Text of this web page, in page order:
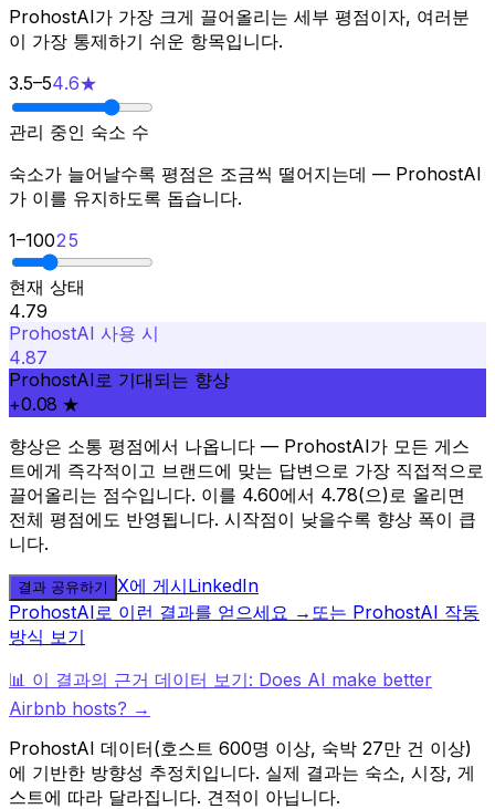
ProhostAI가 가장 크게 끌어올리는 세부 평점이자, 여러분
이 가장 통제하기 쉬운 항목입니다.
3.5–54.6★
관리 중인 숙소 수
숙소가 늘어날수록 평점은 조금씩 떨어지는데 — ProhostAI
가 이를 유지하도록 돕습니다.
1–10025
현재 상태
4.79
ProhostAI 사용 시
4.87
ProhostAI로 기대되는 향상
+0.08 ★
향상은 소통 평점에서 나옵니다 — ProhostAI가 모든 게스
트에게 즉각적이고 브랜드에 맞는 답변으로 가장 직접적으로
끌어올리는 점수입니다. 이를 4.60에서 4.78(으)로 올리면
전체 평점에도 반영됩니다. 시작점이 낮을수록 향상 폭이 큽
니다.
결과 공유하기 X에 게시LinkedIn
ProhostAI로 이런 결과를 얻으세요 → 또는 ProhostAI 작동
방식 보기
📊 이 결과의 근거 데이터 보기: Does AI make better
Airbnb hosts? →
ProhostAI 데이터(호스트 600명 이상, 숙박 27만 건 이상)
에 기반한 방향성 추정치입니다. 실제 결과는 숙소, 시장, 게
스트에 따라 달라집니다. 견적이 아닙니다.